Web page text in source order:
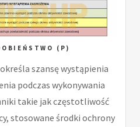
(P)
szansę wystąpienia
podczas wykonywania
takie jak częstotliwość
stosowane środki ochrony